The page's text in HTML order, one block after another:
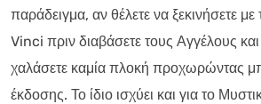
παράδειγμα, αν θέλετε να ξεκινήσετε
Vinci πριν διαβάσετε τους Αγγέλους
χαλάσετε καμία πλοκή προχωρώντας
έκδοσης. Το ίδιο ισχύει και για το